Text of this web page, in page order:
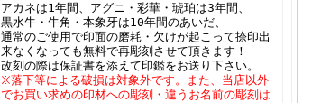
アカネは1年間、アグニ・彩華・琥珀は3年間、
黒水牛・牛角・本象牙は10年間のあいだ、
通常のご使用で印面の磨耗・欠けが起こって捺印出
来なくなっても無料で再彫刻させて頂きます！
改刻の際は保証書を添えて印鑑をお送り下さい。
※落下等による破損は対象外です。また、当店以外
でお買い求めの印材への彫刻・違うお名前の彫刻は